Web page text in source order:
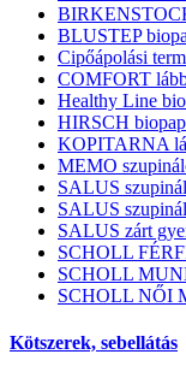
BLUSTEP
Cipőápolási
COMFORT
Healthy Line
HIRSCH
KOPITARNA
MEMO
SALUS
SALUS
SALUS zárt
SCHOLL
SCHOLL
SCHOLL NŐI
Kötszerek, sebellátás